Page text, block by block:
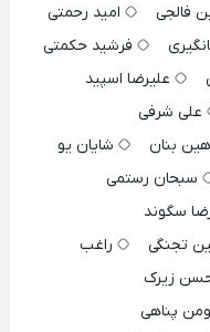
فالجی
امید رحمتی
فرشید حکمتی
علیرضا اسپید
علی شرفی
بنان
شایان یو
سبحان رستمی
سگوند
تجنگی
راغب
زیرک
پناهی